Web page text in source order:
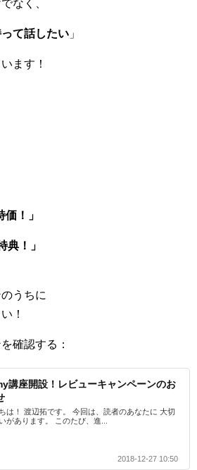
なく、
て話したい 」
ます！
価！」
典！」
うちに
！
確認する：
講座開設！レビューキャンペーンのお
は！ 渡辺拓です。 今回は、読者のあなたに 大切
があります。 このたび、進...
2018-12-27 10:50